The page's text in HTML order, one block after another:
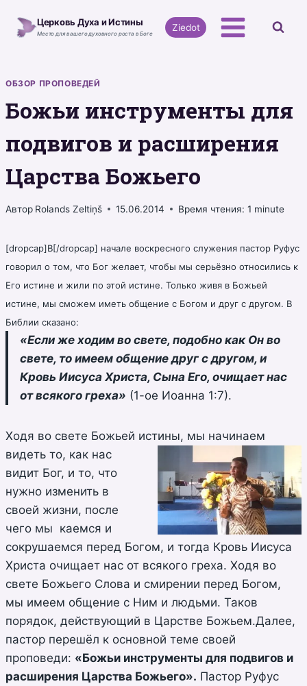
Церковь Духа и Истины
Место для вашего духовного роста в Боге
Ziedot
ОБЗОР ПРОПОВЕДЕЙ
Божьи инструменты для
подвигов и расширения
Царства Божьего
Автор Rolands Zeltiņš 15.06.2014 Время чтения: 1 minute
[dropcap]В[/dropcap] начале воскресного служения пастор Руфус
говорил о том, что Бог желает, чтобы мы серьёзно относились к
Его истине и жили по этой истине. Только живя в Божьей
истине, мы сможем иметь общение с Богом и друг с другом. В
Библии сказано:
«Если же ходим во свете, подобно как Он во
свете, то имеем общение друг с другом, и
Кровь Иисуса Христа, Сына Его, очищает нас
от всякого греха» (1-ое Иоанна 1:7).
Ходя во свете Божьей истины, мы начинаем
видеть то, как нас
видит Бог, и то, что
нужно изменить в
своей жизни, после
чего мы каемся и
сокрушаемся перед Богом, и тогда Кровь Иисуса
Христа очищает нас от всякого греха. Ходя во
свете Божьего Слова и смирении перед Богом,
мы имеем общение с Ним и людьми. Таков
порядок, действующий в Царстве Божьем.Далее,
пастор перешёл к основной теме своей
проповеди: «Божьи инструменты для подвигов и
расширения Царства Божьего». Пастор Руфус